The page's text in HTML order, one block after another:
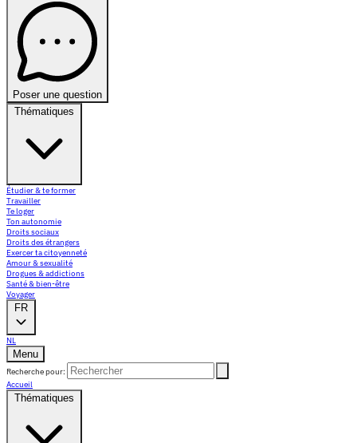
Poser une question
Thématiques
Étudier & te former
Travailler
Te loger
Ton autonomie
Droits sociaux
Droits des étrangers
Exercer ta citoyenneté
Amour & sexualité
Drogues & addictions
Santé & bien-être
Voyager
FR
NL
Menu
Recherche pour:
Accueil
Thématiques